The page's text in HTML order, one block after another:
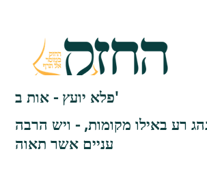
פלא יועץ - אות ב'
רע באילו מקומות, - ויש הרבה
עניים אשר תאוה